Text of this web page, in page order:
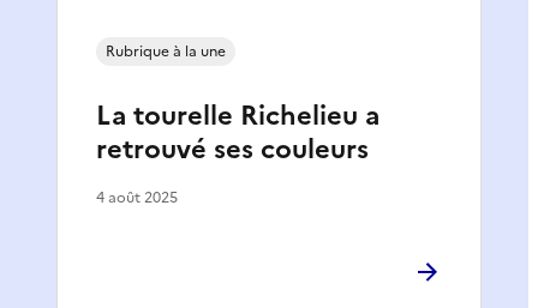
La tourelle Richelieu a
retrouvé ses couleurs
Rubrique à la une
4 août 2025